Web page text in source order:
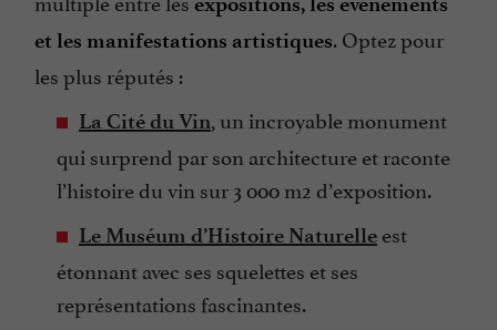
et les manifestations artistiques. Optez pour
les plus réputés :
La Cité du Vin, un incroyable monument
qui surprend par son architecture et raconte
l’histoire du vin sur 3 000 m2 d’exposition.
Le Muséum d’Histoire Naturelle est
étonnant avec ses squelettes et ses
représentations fascinantes.